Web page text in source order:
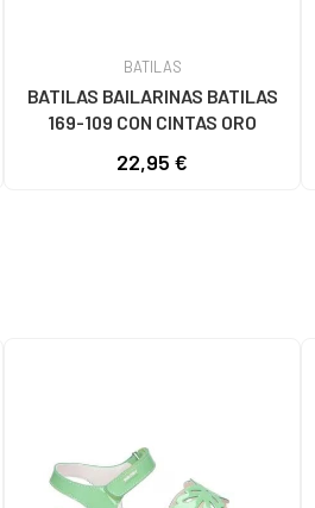
BATILAS
BATILAS BAILARINAS BATILAS
169-109 CON CINTAS ORO
22,95 €